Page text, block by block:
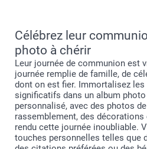
Célébrez leur
photo à chérir
Leur journée de communion est
journée remplie de famille, de
dont on est fier. Immortalisez
significatifs dans un album
personnalisé, avec des photos
rassemblement, des
rendu cette journée inoubliable.
touches personnelles telles que